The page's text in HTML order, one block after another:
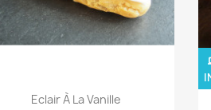
Vista rápida
Eclair À La Vanille